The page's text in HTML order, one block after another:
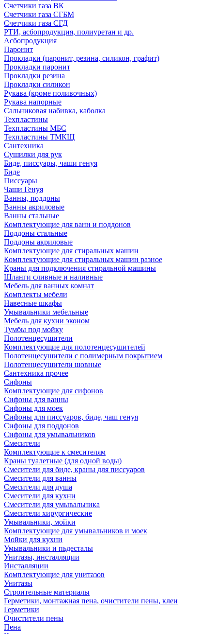
Счетчики газа ВК
Счетчики газа СГБМ
Счетчики газа СГД
РТИ, асбопродукция, полиуретан и др.
Асбопродукция
Паронит
Прокладки (паронит, резина, силикон, графит)
Прокладки паронит
Прокладки резина
Прокладки силикон
Рукава (кроме поливочных)
Рукава напорные
Сальниковая набивка, каболка
Техпластины
Техпластины МБС
Техпластины ТМКЩ
Сантехника
Сушилки для рук
Биде, писсуары, чаши генуя
Биде
Писсуары
Чаши Генуя
Ванны, поддоны
Ванны акриловые
Ванны стальные
Комплектующие для ванн и поддонов
Поддоны стальные
Поддоны акриловые
Комплектующие для стиральных машин
Комплектующие для стиральных машин разное
Краны для подключения стиральной машины
Шланги сливные и наливные
Мебель для ванных комнат
Комплекты мебели
Навесные шкафы
Умывальники мебельные
Мебель для кухни эконом
Тумбы под мойку
Полотенцесушители
Комплектующие для полотенцесушителей
Полотенцесушители с полимерным покрытием
Полотенцесушители шовные
Сантехника прочее
Сифоны
Комплектующие для сифонов
Сифоны для ванны
Сифоны для моек
Сифоны для писсуаров, биде, чаш генуя
Сифоны для поддонов
Сифоны для умывальников
Смесители
Комплектующие к смесителям
Краны туалетные (для одной воды)
Смесители для биде, краны для писсуаров
Смесители для ванны
Смесители для душа
Смесители для кухни
Смесители для умывальника
Смесители хирургические
Умывальники, мойки
Комплектующие для умывальников и моек
Мойки для кухни
Умывальники и пьдесталы
Унитазы, инсталляции
Инсталляции
Комплектующие для унитазов
Унитазы
Строительные материалы
Герметики, монтажная пена, очистители пены, клеи
Герметики
Очистители пены
Пена